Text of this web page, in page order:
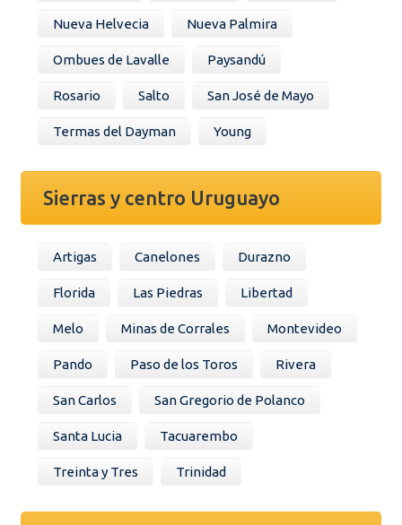
Nueva Helvecia Nueva Palmira
Ombues de Lavalle Paysandú
Rosario Salto San José de Mayo
Termas del Dayman Young
Sierras y centro Uruguayo
Artigas Canelones Durazno
Florida Las Piedras Libertad
Melo Minas de Corrales Montevideo
Pando Paso de los Toros Rivera
San Carlos San Gregorio de Polanco
Santa Lucia Tacuarembo
Treinta y Tres Trinidad